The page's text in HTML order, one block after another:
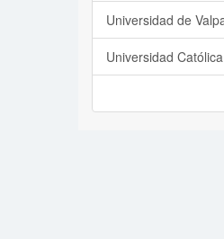
Universidad de
Universidad